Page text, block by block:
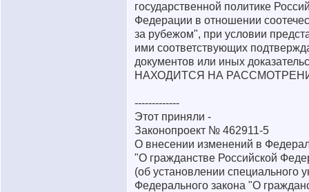
государственной политике
Федерации в отношении
за рубежом", при условии
ими соответствующих
документов или иных
НАХОДИТСЯ НА
-------------
Этот приняли -
Законопроект № 462911-5
О внесении изменений в
"О гражданстве Российской
(об установлении специального
Федерального закона "О